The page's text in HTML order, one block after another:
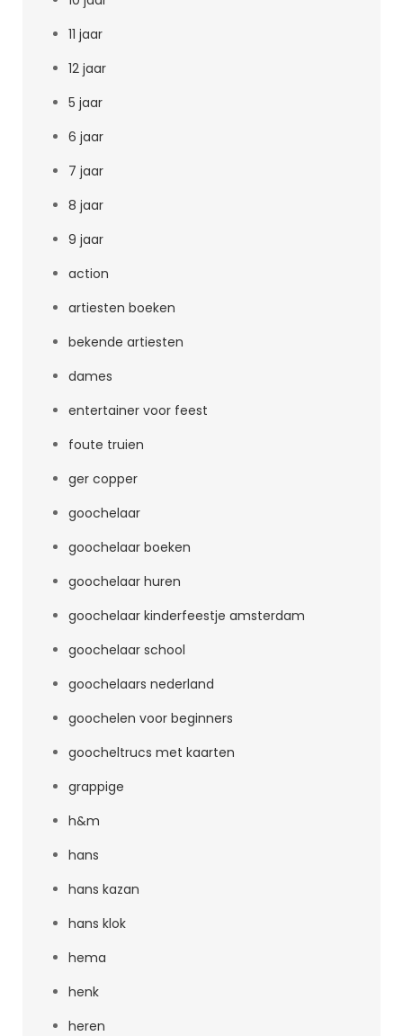
11 jaar
12 jaar
5 jaar
6 jaar
7 jaar
8 jaar
9 jaar
action
artiesten boeken
bekende artiesten
dames
entertainer voor feest
foute truien
ger copper
goochelaar
goochelaar boeken
goochelaar huren
goochelaar kinderfeestje amsterdam
goochelaar school
goochelaars nederland
goochelen voor beginners
goocheltrucs met kaarten
grappige
h&m
hans
hans kazan
hans klok
hema
henk
heren